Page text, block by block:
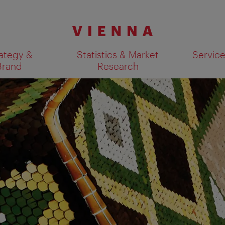
&
Statistics & Market
Research
Show search results